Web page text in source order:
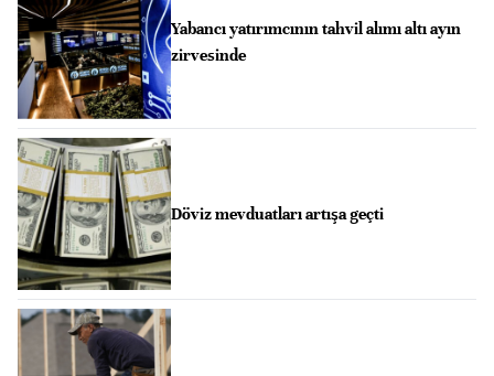
Yabancı yatırımcının tahvil alımı altı ayın
zirvesinde
Döviz mevduatları artışa geçti